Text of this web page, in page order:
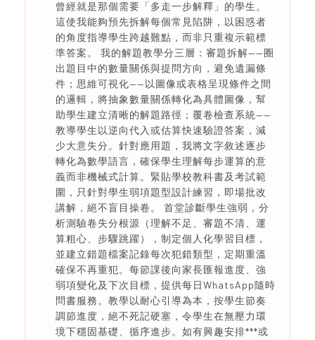
曾經就是那個需要「多走一步解釋」的學生。
這使我能夠預先拆解每個常見陷阱，以困惑者
的角度指導學生跨越難點，而非只重複示範標
準答案。 我的解題教學分三層：審題拆解——圈
出題目中的數量關係與提問方向，避免遺漏條
件；思維可視化——以圖像或表格呈現條件之間
的邏輯，將抽象數量關係轉化為具體圖像，幫
助學生建立清晰的解題路徑；覆卷檢查系統——
教導學生以逆向代入或估算快速驗證答案，減
少大意失分。針對應用題，我將文字敘述逐步
轉化為數學語言，確保學生理解每步運算的意
義而非機械式計算。緊貼學校教科書及考試範
圍，只針對學生弱項題型設計練習，即場批改
講解，絕不盲目操卷。 首堂診斷學生強弱，分
析測驗卷失分根源（理解不足、審題不清、運
算粗心、步驟跳躍），制定個人化學習目標，
並建立錯題檔案記錄每次犯錯類型，定期重溫
確保不再重犯。每節課後向家長匯報進度、強
弱項變化及下次目標，提供每日WhatsApp隨時
問書服務。教學以耐心引導為本，按學生節奏
調節進度，絕不死記硬塞，令學生在無壓力環
境下穩固基礎、循序進步。如有興趣安排***或